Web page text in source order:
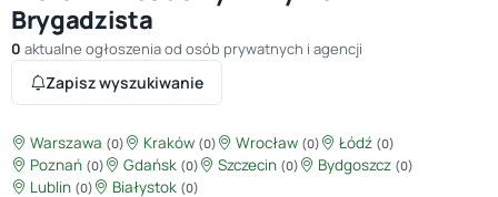
Brygadzista
0 aktualne ogłoszenia od osób prywatnych i agencji
Zapisz wyszukiwanie
Warszawa (0) Kraków (0) Wrocław (0) Łódź (0)
Poznań (0) Gdańsk (0) Szczecin (0) Bydgoszcz (0)
Lublin (0) Białystok (0)